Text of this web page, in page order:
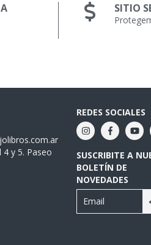
SITIO
4 y 5. Paseo
REDES SOCIALES
SUSCRIBITE A
BOLETÍN DE
NOVEDADES